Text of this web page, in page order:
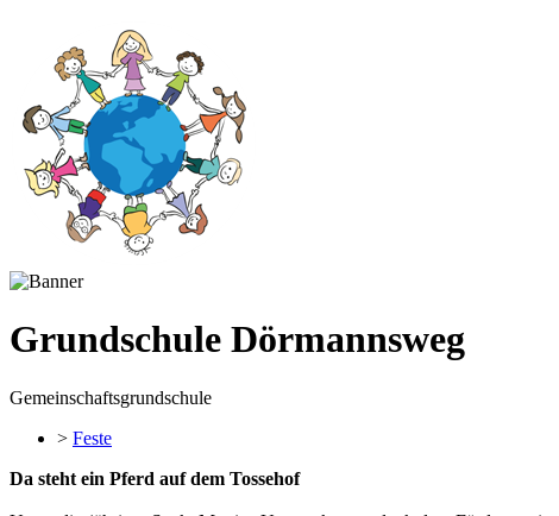
Grundschule Dörmannsweg
Gemeinschaftsgrundschule
> Feste
Da steht ein Pferd auf dem Tossehof